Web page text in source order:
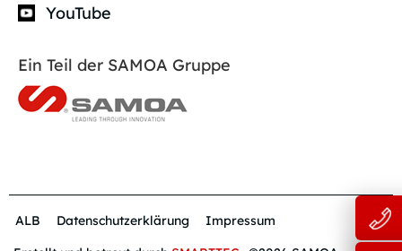
YouTube
Ein Teil der SAMOA Gruppe
ALB Datenschutzerklärung
Impressum